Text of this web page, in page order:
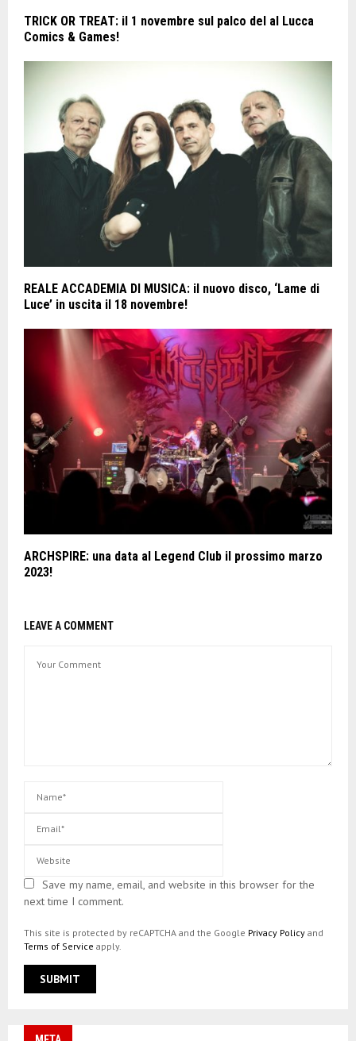
TRICK OR TREAT: il 1 novembre sul palco del al Lucca
Comics & Games!
REALE ACCADEMIA DI MUSICA: il nuovo disco, ‘Lame di
Luce’ in uscita il 18 novembre!
ARCHSPIRE: una data al Legend Club il prossimo marzo
2023!
LEAVE A COMMENT
Save my name, email, and website in this browser for the
next time I comment.
This site is protected by reCAPTCHA and the Google Privacy Policy and
Terms of Service apply.